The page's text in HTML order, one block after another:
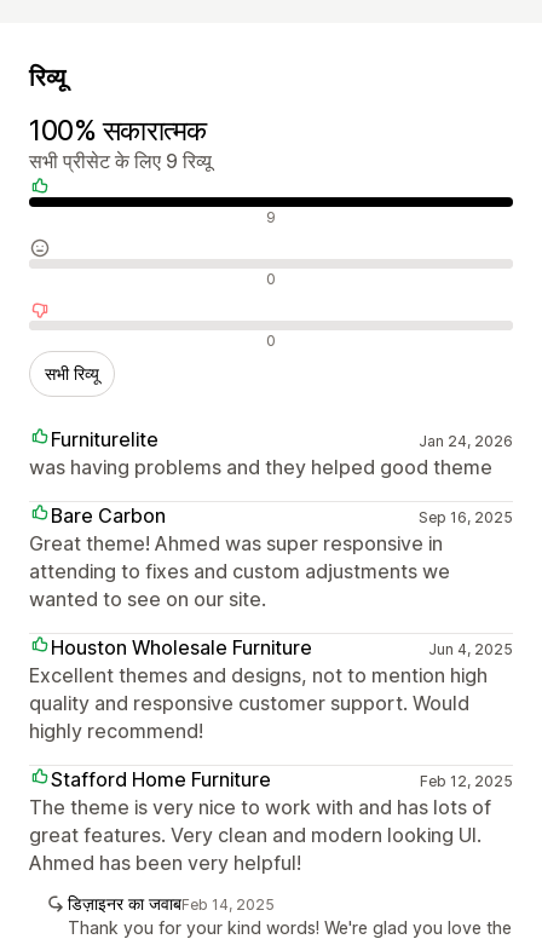
रिव्यू
100% सकारात्मक
सभी प्रीसेट के लिए 9 रिव्यू
सकारात्मक रिव्यू 9
न्यूट्रल रिव्यू 0
नकारात्मक रिव्यू 0
सभी रिव्यू
Furniturelite Jan 24, 2026
was having problems and they helped good theme
Bare Carbon
Sep 16, 2025
Great theme! Ahmed was super responsive in
attending to fixes and custom adjustments we
wanted to see on our site.
Houston Wholesale Furniture
Jun 4, 2025
Excellent themes and designs, not to mention high
quality and responsive customer support. Would
highly recommend!
Stafford Home Furniture
Feb 12, 2025
The theme is very nice to work with and has lots of
great features. Very clean and modern looking UI.
Ahmed has been very helpful!
डिज़ाइनर का जवाबFeb 14, 2025
Thank you for your kind words! We're glad you love the